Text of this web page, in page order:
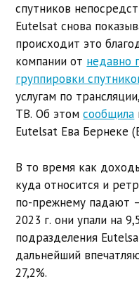
спутников
Eutelsat снова
происходит это
компании от недавно
группировки
услугам по
ТВ. Об этомсообщила
Eutelsat Ева Бернеке
В то время как
куда относится и
по-прежнему падают
2023 г. они упали на
подразделения
дальнейший
27,2%.